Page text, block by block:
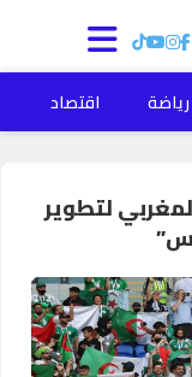
رياضة اقتصاد
لتطوير